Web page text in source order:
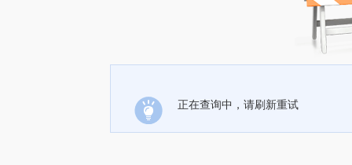
正在查询中，请刷新重试